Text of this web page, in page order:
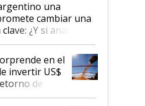
una
cambiar una
¿Y si analizar
simple como
en el
invertir US$
de
agricultura?